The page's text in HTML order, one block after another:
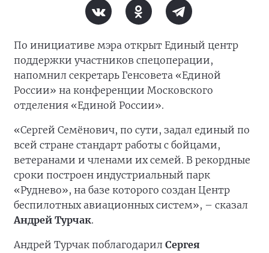
По инициативе мэра открыт Единый центр
поддержки участников спецоперации,
напомнил секретарь Генсовета «Единой
России» на конференции Московского
отделения «Единой России».
«Сергей Семёнович, по сути, задал единый по
всей стране стандарт работы с бойцами,
ветеранами и членами их семей. В рекордные
сроки построен индустриальный парк
«Руднево», на базе которого создан Центр
беспилотных авиационных систем», – сказал
Андрей Турчак.
Андрей Турчак поблагодарил Сергея